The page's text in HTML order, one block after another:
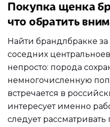
Покупка щенка
что обратить
Найти брандлбракке
соседних
непросто: порода
немногочисленную
встречается в
интересует именно
следует